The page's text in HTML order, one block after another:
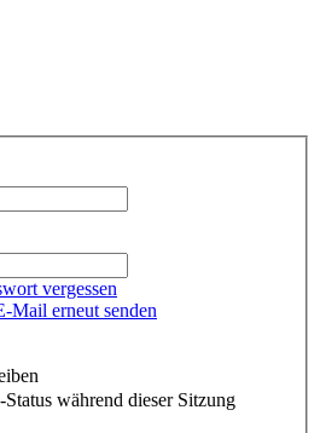
vergessen
erneut senden
während dieser Sitzung